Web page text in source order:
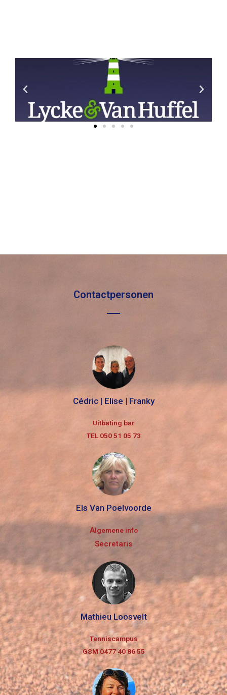
Contactpersonen
Cédric | Elise | Franky
Uitbating bar
TEL 050 51 05 73
Els Van Poelvoorde
Algemene info
Secretaris
Mathieu Loosvelt
Tenniscampus
GSM 0477 40 86 55